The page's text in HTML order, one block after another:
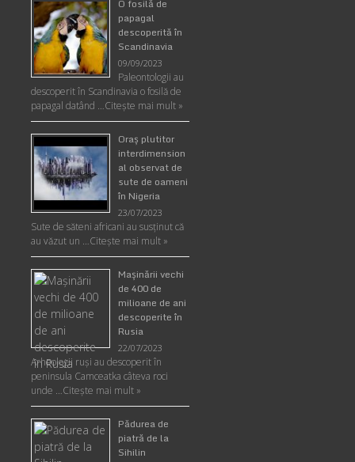
O fosilă de
papagal
descoperită în
Scandinavia
09/09/2023
Paleontologii au
descoperit în Scandinavia o fosilă de
papagal datând …Citește mai mult »
Oraş plutitor
interdimension
al observat de
sute de oameni
în Nigeria
23/07/2023
Sute de săteni africani au susținut că
au văzut un …Citește mai mult »
Maşinării vechi
de 400 de
milioane de ani
descoperite în
Rusia
22/07/2023
Arheologii ruşi au descoperit în
peninsula Camceatka câteva roci
unde …Citește mai mult »
Pădurea de
piatră de la
Sihilin